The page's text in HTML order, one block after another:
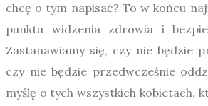
chcę o tym napisać? To w końcu
punktu widzenia zdrowia i
Zastanawiamy się, czy nie będzie
czy nie będzie przedwcześnie
myślę o tych wszystkich kobietach,